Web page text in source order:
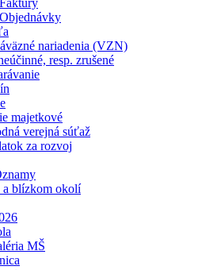
Faktúry
Objednávky
nariadenia (VZN)
resp. zrušené
majetkové
verejná súťaž
za rozvoj
blízkom okolí
MŠ